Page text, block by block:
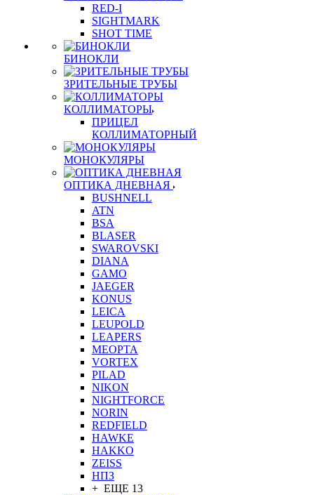
RED-I
SIGHTMARK
SHOT TIME
БИНОКЛИ
ЗРИТЕЛЬНЫЕ ТРУБЫ
КОЛЛИМАТОРЫ
ПРИЦЕЛ
КОЛЛИМАТОРНЫЙ
МОНОКУЛЯРЫ
ОПТИКА ДНЕВНАЯ
BUSHNELL
ATN
BSA
BLASER
SWAROVSKI
DIANA
GAMO
JAEGER
KONUS
LEICA
LEUPOLD
LEAPERS
MEOPTA
VORTEX
PILAD
NIKON
NIGHTFORCE
NORIN
REDFIELD
HAWKE
HAKKO
ZEISS
НПЗ
+ ЕЩЕ 13